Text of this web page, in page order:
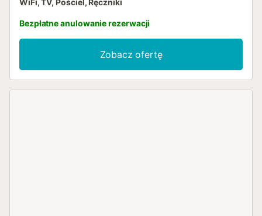
Bezpłatne anulowanie rezerwacji
Zobacz ofertę